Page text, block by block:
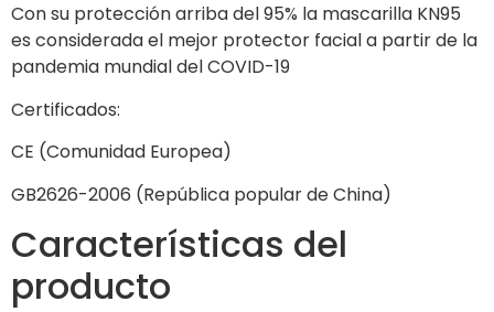
Con su protección arriba del 95% la mascarilla KN95
es considerada el mejor protector facial a partir de la
pandemia mundial del COVID-19
Certificados:
CE (Comunidad Europea)
GB2626-2006 (República popular de China)
Características del
producto